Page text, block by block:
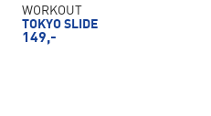
WORKOUT
TOKYO SLIDE
149,-